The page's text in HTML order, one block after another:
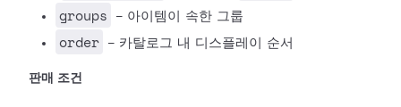
groups - 아이템이 속한 그룹
order - 카탈로그 내 디스플레이 순서
판매 조건